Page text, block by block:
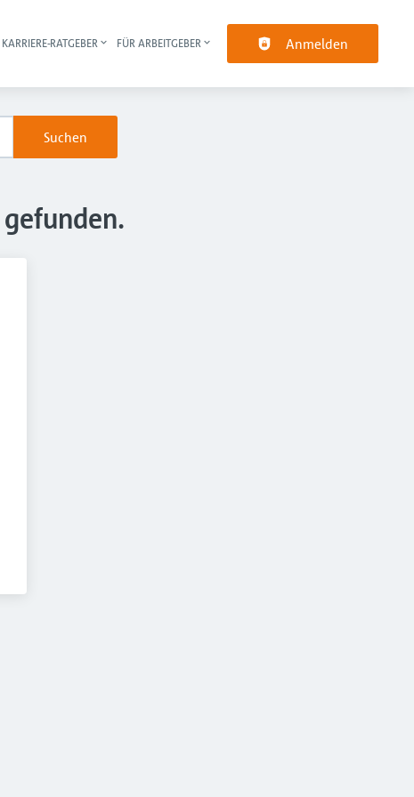
Navigation
KARRIERE-RATGEBER FÜR ARBEITGEBER Anmelden
Suchen